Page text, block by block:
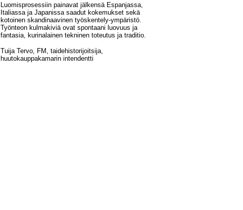
Luomisprosessiin painavat jälkensä Espanjassa,
Italiassa ja Japanissa saadut kokemukset sekä
kotoinen skandinaavinen työskentely-ympäristö.
Työnteon kulmakiviä ovat spontaani luovuus ja
fantasia, kurinalainen tekninen toteutus ja traditio.
Tuija Tervo, FM, taidehistorijoitsija,
huutokauppakamarin intendentti